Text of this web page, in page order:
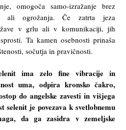
omogoča samo-izražanje brez
ali ogrožanja. Če zatrta jeza
v grlu ali v komunikaciji, jih
Ta kamen osebnosti prinaša
sočutja in pravičnosti.
ima zelo fine vibracije in
uma, odpira kronsko čakro,
do angelske zavesti in višjega
selenit je povezava k svetlobnemu
da ga zasidra v zemeljske